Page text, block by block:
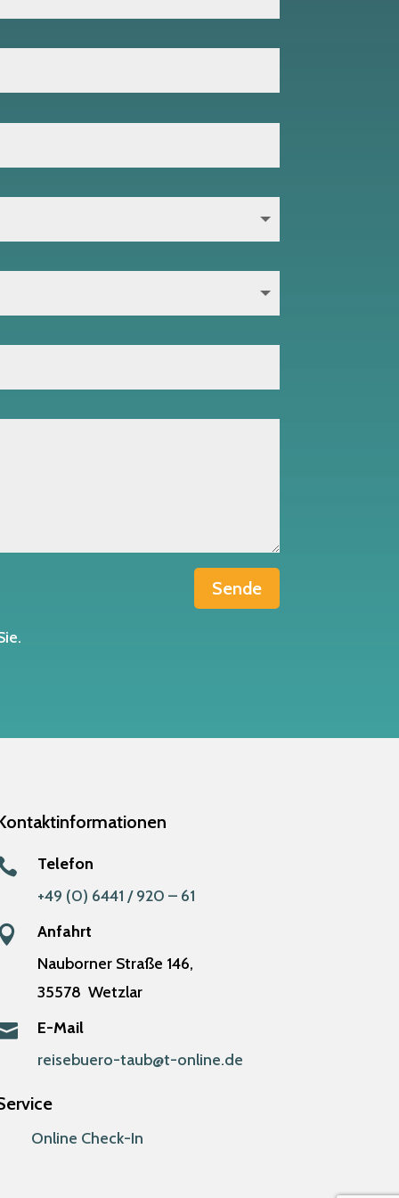
Sende
Telefon
+49 (0) 6441 / 920 – 61
Anfahrt
Nauborner Straße 146,
35578 Wetzlar
E-Mail
reisebuero-taub@t-online.de
Online Check-In